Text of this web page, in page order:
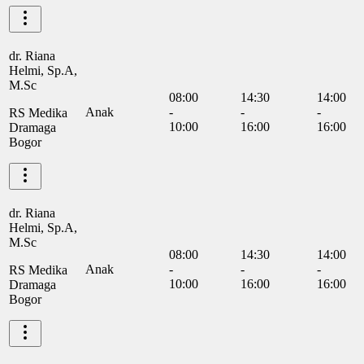
dr. Riana
Helmi, Sp.A,
M.Sc
RS Medika
Dramaga
Bogor
Anak
08:00
-
10:00
14:30
-
16:00
14:00
-
16:00
dr. Riana
Helmi, Sp.A,
M.Sc
RS Medika
Dramaga
Bogor
Anak
08:00
-
10:00
14:30
-
16:00
14:00
-
16:00